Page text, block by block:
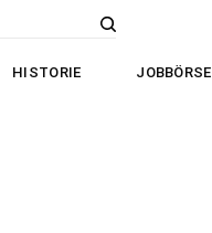
HISTORIE JOBBÖRSE